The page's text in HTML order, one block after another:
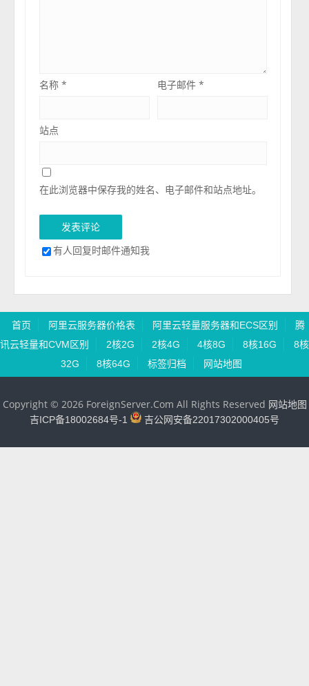
名称* 电子邮件*
站点
在此浏览器中保存我的姓名、电子邮件和站点地址。
有人回复时邮件通知我
首页 阿里云服务器价格表 阿里云轻量服务器和ECS区别
腾
讯云轻量和CVM区别
2核2G 2核4G 4核8G 8核16G
8核
32G
8核64G 标签归档 网站地图
Copyright © 2026 ForeignServer.Com All Rights Reserved 网站地图
吉ICP备18002684号-1
吉公网安备22017302000405号